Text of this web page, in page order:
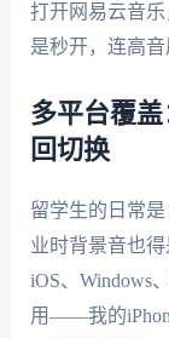
打开网易云音
是秒开，连高音
多平台覆
回切换
留学生的日常
业时背景音也得
iOS、Windows
用——我的